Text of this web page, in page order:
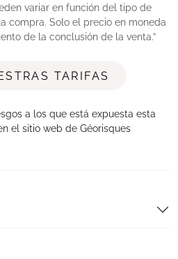
variar en función del tipo de
compra. Solo el precio en moneda
de la conclusión de la venta.
TARIFAS
a los que está expuesta esta
el sitio web de Géorisques